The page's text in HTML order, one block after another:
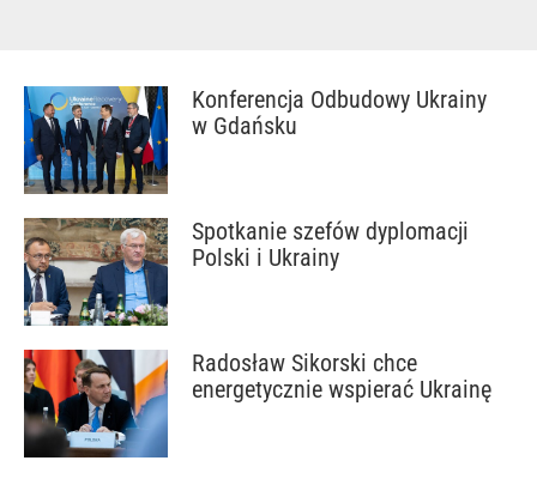
Konferencja Odbudowy Ukrainy
w Gdańsku
Spotkanie szefów dyplomacji
Polski i Ukrainy
Radosław Sikorski chce
energetycznie wspierać Ukrainę